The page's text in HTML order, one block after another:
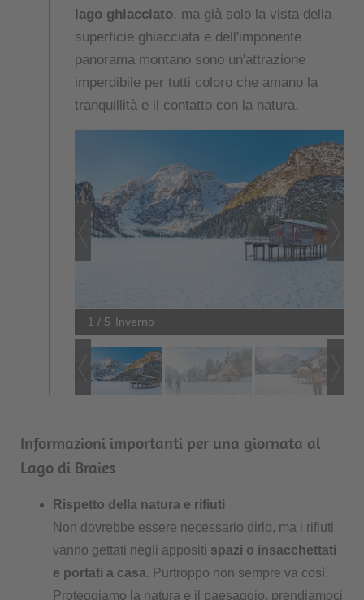
lago ghiacciato, ma già solo la vista della
superficie ghiacciata e dell'imponente
panorama montano sono un'attrazione
imperdibile per tutti coloro che amano la
tranquillità e il contatto con la natura.
1 / 5 Inverno
Informazioni importanti per una giornata al
Lago di Braies
Rispetto della natura e rifiuti
Non dovrebbe essere necessario dirlo, ma i rifiuti
vanno gettati negli appositi spazi o insacchettati
e portati a casa. Purtroppo non sempre va così.
Proteggiamo la natura e il paesaggio, prendiamoci